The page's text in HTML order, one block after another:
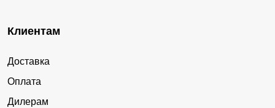
Клиентам
Доставка
Оплата
Дилерам